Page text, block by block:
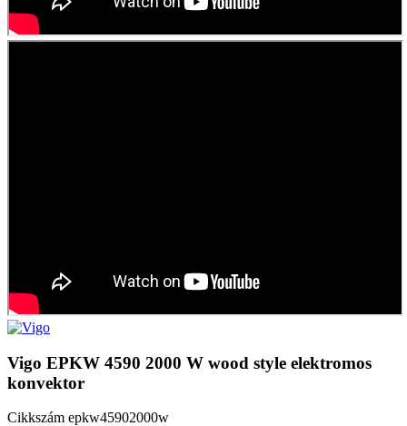
Vigo EPKW 4590 2000 W wood style elektromos
konvektor
Cikkszám epkw45902000w